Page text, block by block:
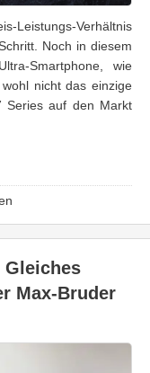
Leistungs-Verhältnis
Noch in diesem
Smartphone, wie
nicht das einzige
Series auf den Markt
Gleiches
Max-Bruder